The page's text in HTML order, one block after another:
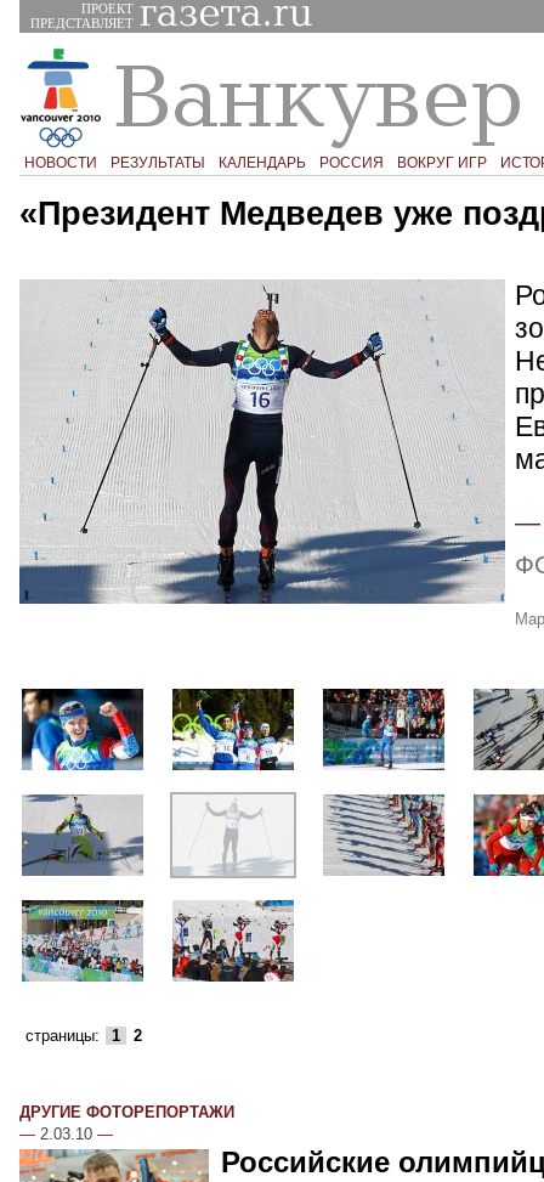
ПРОЕКТ
ПРЕДСТАВЛЯЕТ
НОВОСТИ РЕЗУЛЬТАТЫ КАЛЕНДАРЬ РОССИЯ ВОКРУГ ИГР
«Президент Медведев уже
страницы: 1 2
ДРУГИЕ ФОТОРЕПОРТАЖИ
— 2.03.10 —
Российские